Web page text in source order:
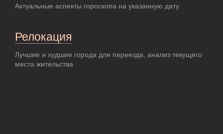
Актуальные аспекты гороскопа на указанную дату
Релокация
Лучшие и худшие города для переезда, анализ текущего
места жительства